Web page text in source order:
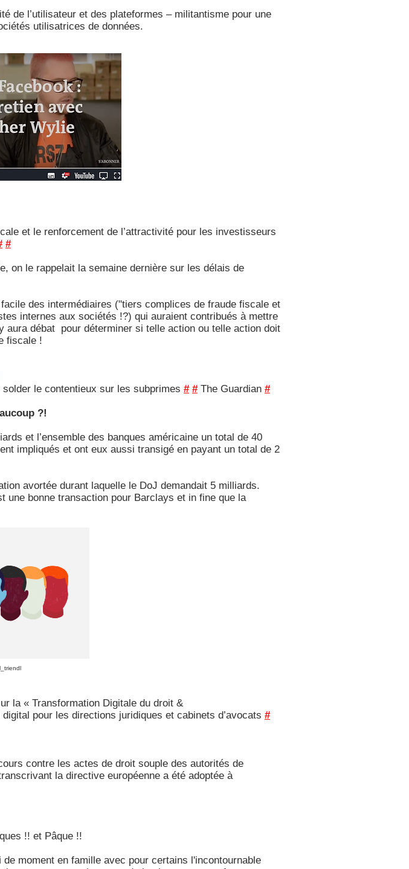
de l’utilisateur et des plateformes – militantisme pour une
utilisatrices de données.
et le renforcement de l’attractivité pour les investisseurs
#
on le rappelait la semaine dernière sur les délais de
des intermédiaires ("tiers complices de fraude fiscale et
internes aux sociétés !?) qui auraient contribués à mettre
débat pour déterminer si telle action ou telle action doit
fiscale !
le contentieux sur les subprimes # #The Guardian #
?!
et l’ensemble des banques américaine un total de 40
impliqués et ont eux aussi transigé en payant un total de 2
avortée durant laquelle le DoJ demandait 5 milliards.
une bonne transaction pour Barclays et in fine que la
la « Transformation Digitale du droit &
pour les directions juridiques et cabinets d’avocats #
contre les actes de droit souple des autorités de
la directive européenne a été adoptée à
!! et Pâque !!
moment en famille avec pour certains l'incontournable